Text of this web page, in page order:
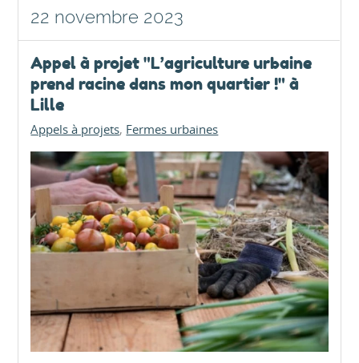
22 novembre 2023
Appel à projet "L’agriculture urbaine
prend racine dans mon quartier !" à
Lille
Appels à projets Fermes urbaines